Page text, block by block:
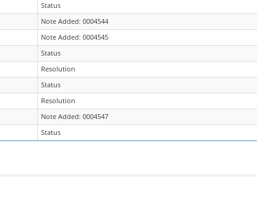
Status
Note Added: 0004544
Note Added: 0004545
Status
Resolution
Status
Resolution
Note Added: 0004547
Status